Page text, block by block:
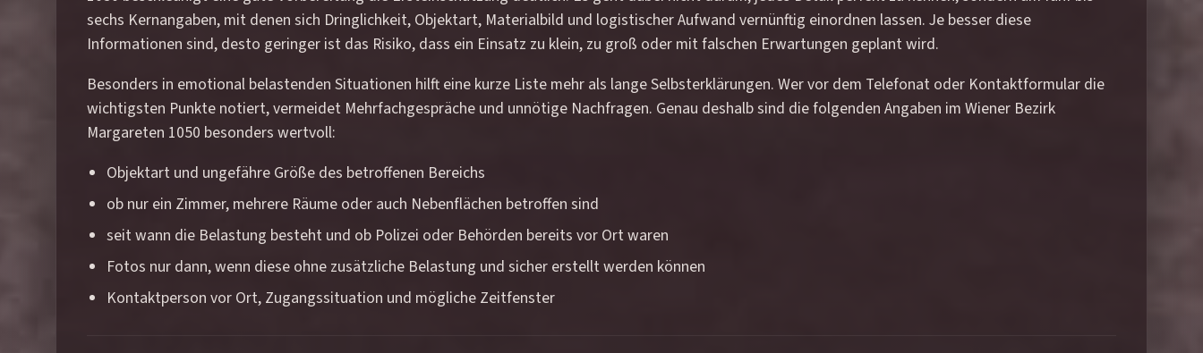
sechs Kernangaben, mit denen sich Dringlichkeit, Objektart, Materialbild und logistischer Aufwand vernünftig einordnen lassen. Je besser diese
Informationen sind, desto geringer ist das Risiko, dass ein Einsatz zu klein, zu groß oder mit falschen Erwartungen geplant wird.
Besonders in emotional belastenden Situationen hilft eine kurze Liste mehr als lange Selbsterklärungen. Wer vor dem Telefonat oder Kontaktformular die
wichtigsten Punkte notiert, vermeidet Mehrfachgespräche und unnötige Nachfragen. Genau deshalb sind die folgenden Angaben im Wiener Bezirk
Margareten 1050 besonders wertvoll:
Objektart und ungefähre Größe des betroffenen Bereichs
ob nur ein Zimmer, mehrere Räume oder auch Nebenflächen betroffen sind
seit wann die Belastung besteht und ob Polizei oder Behörden bereits vor Ort waren
Fotos nur dann, wenn diese ohne zusätzliche Belastung und sicher erstellt werden können
Kontaktperson vor Ort, Zugangssituation und mögliche Zeitfenster